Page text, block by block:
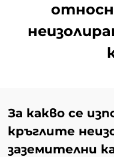
За какво се
кръглите
заземителни